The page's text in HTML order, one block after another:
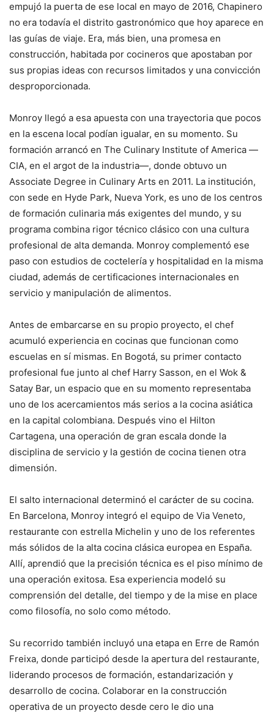
empujó la puerta de ese local en mayo de 2016, Chapinero
no era todavía el distrito gastronómico que hoy aparece en
las guías de viaje. Era, más bien, una promesa en
construcción, habitada por cocineros que apostaban por
sus propias ideas con recursos limitados y una convicción
desproporcionada.
Monroy llegó a esa apuesta con una trayectoria que pocos
en la escena local podían igualar, en su momento. Su
formación arrancó en The Culinary Institute of America —
CIA, en el argot de la industria—, donde obtuvo un
Associate Degree in Culinary Arts en 2011. La institución,
con sede en Hyde Park, Nueva York, es uno de los centros
de formación culinaria más exigentes del mundo, y su
programa combina rigor técnico clásico con una cultura
profesional de alta demanda. Monroy complementó ese
paso con estudios de coctelería y hospitalidad en la misma
ciudad, además de certificaciones internacionales en
servicio y manipulación de alimentos.
Antes de embarcarse en su propio proyecto, el chef
acumuló experiencia en cocinas que funcionan como
escuelas en sí mismas. En Bogotá, su primer contacto
profesional fue junto al chef Harry Sasson, en el Wok &
Satay Bar, un espacio que en su momento representaba
uno de los acercamientos más serios a la cocina asiática
en la capital colombiana. Después vino el Hilton
Cartagena, una operación de gran escala donde la
disciplina de servicio y la gestión de cocina tienen otra
dimensión.
El salto internacional determinó el carácter de su cocina.
En Barcelona, Monroy integró el equipo de Via Veneto,
restaurante con estrella Michelin y uno de los referentes
más sólidos de la alta cocina clásica europea en España.
Allí, aprendió que la precisión técnica es el piso mínimo de
una operación exitosa. Esa experiencia modeló su
comprensión del detalle, del tiempo y de la mise en place
como filosofía, no solo como método.
Su recorrido también incluyó una etapa en Erre de Ramón
Freixa, donde participó desde la apertura del restaurante,
liderando procesos de formación, estandarización y
desarrollo de cocina. Colaborar en la construcción
operativa de un proyecto desde cero le dio una